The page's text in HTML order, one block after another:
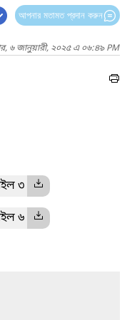
আপনার মতামত প্রদান করুন
৬ জানুয়ারী, ২০২৫ এ ০৬:৪৯ PM
৩
৬